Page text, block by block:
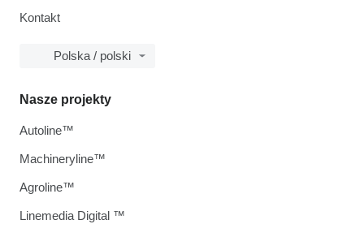
Kontakt
Polska / polski
Nasze projekty
Autoline™
Machineryline™
Agroline™
Linemedia Digital ™